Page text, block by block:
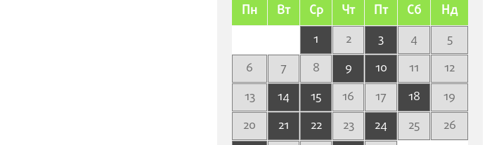
Пн Вт Ср Чт Пт Сб Нд
1 2 3 4
5
6
7 8 9 10 11
12
13
14 15 16 17 18
19
20
21 22 23 24 25
26